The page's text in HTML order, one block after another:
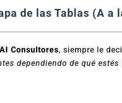
de las Tablas (A a
Consultores, siempre le
dependiendo de qué estés